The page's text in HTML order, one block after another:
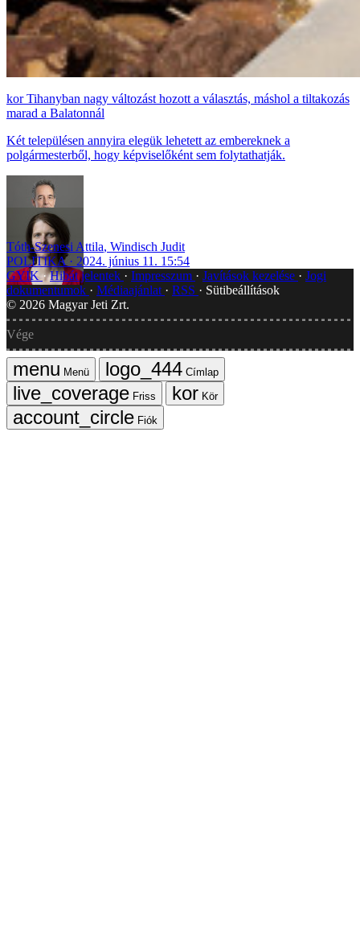
Tihanyban nagy változást hozott a választás, máshol a tiltakozás
marad a Balatonnál
Két településen annyira elegük lehetett az embereknek a
polgármesterből, hogy képviselőként sem folytathatják.
Tóth-Szenesi Attila, Windisch Judit
POLITIKA
2024. június 11. 15:54
GYIK Hibát jelentek Impresszum Javítások kezelése
Jogi
dokumentumok
Médiaajánlat RSS
Sütibeállítások
© 2026 Magyar Jeti Zrt.
Vége
Menü
Címlap
Friss
Kör
Fiók